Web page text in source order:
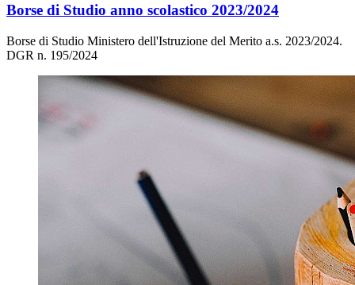
Borse di Studio anno scolastico 2023/2024
Borse di Studio Ministero dell'Istruzione del Merito a.s. 2023/2024.
DGR n. 195/2024